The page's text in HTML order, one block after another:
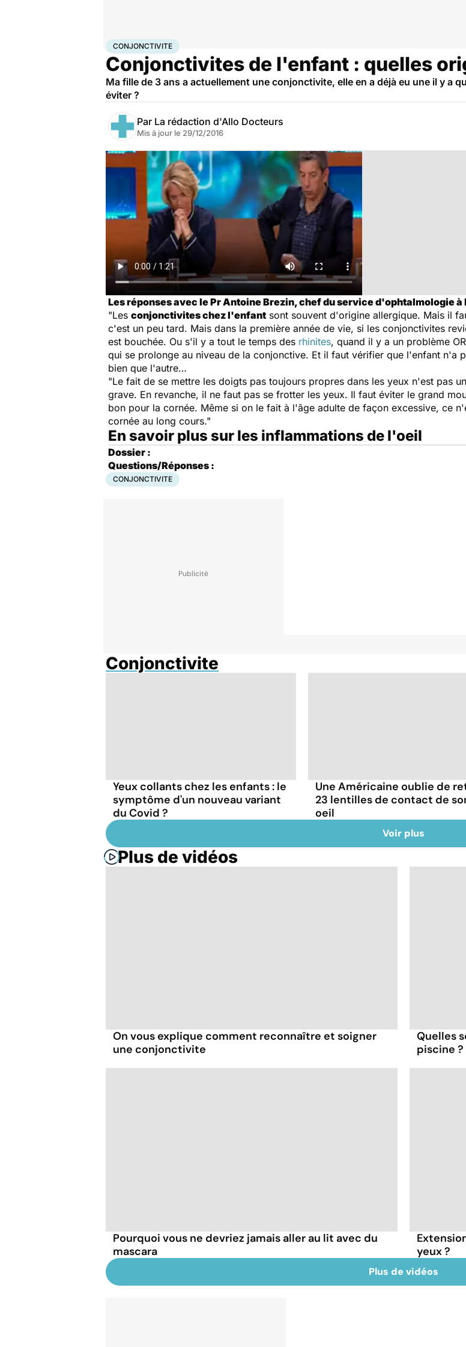
Accueil SantéConjonctivite
CONJONCTIVITE
Conjonctivites de l'enfant : quelles
Ma fille de 3 ans a actuellement une conjonctivite, elle en a déjà eu une il y a
éviter ?
Par La rédaction d'Allo Docteurs
Mis à jour le 29/12/2016
Les réponses avec le Pr Antoine Brezin, chef du service d'ophtalmologie
"Les conjonctivites chez l'enfant sont souvent d'origine allergique. Mais il
c'est un peu tard. Mais dans la première année de vie, si les conjonctivites
est bouchée. Ou s'il y a tout le temps des rhinites, quand il y a un problème
qui se prolonge au niveau de la conjonctive. Et il faut vérifier que l'enfant n'a
bien que l'autre…
"Le fait de se mettre les doigts pas toujours propres dans les yeux n'est pas
grave. En revanche, il ne faut pas se frotter les yeux. Il faut éviter le grand
bon pour la cornée. Même si on le fait à l'âge adulte de façon excessive, ce
cornée au long cours."
En savoir plus sur les inflammations de l'oeil
Dossier :
Questions/Réponses :
CONJONCTIVITE
Conjonctivite
Yeux collants chez les enfants : le
symptôme d'un nouveau variant
du Covid ?
Une Américaine oublie de
23 lentilles de contact de
oeil
Voir plus
Plus de vidéos
On vous explique comment reconnaître et soigner
une conjonctivite
Quelles
piscine ?
Pourquoi vous ne devriez jamais aller au lit avec du
mascara
yeux ?
Plus de vidéos